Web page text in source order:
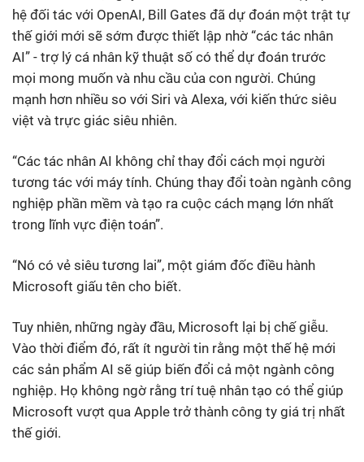
hệ đối tác với OpenAI, Bill Gates đã dự đoán một trật tự
thế giới mới sẽ sớm được thiết lập nhờ “các tác nhân
AI” - trợ lý cá nhân kỹ thuật số có thể dự đoán trước
mọi mong muốn và nhu cầu của con người. Chúng
mạnh hơn nhiều so với Siri và Alexa, với kiến thức siêu
việt và trực giác siêu nhiên.
“Các tác nhân AI không chỉ thay đổi cách mọi người
tương tác với máy tính. Chúng thay đổi toàn ngành công
nghiệp phần mềm và tạo ra cuộc cách mạng lớn nhất
trong lĩnh vực điện toán”.
“Nó có vẻ siêu tương lai”, một giám đốc điều hành
Microsoft giấu tên cho biết.
Tuy nhiên, những ngày đầu, Microsoft lại bị chế giễu.
Vào thời điểm đó, rất ít người tin rằng một thế hệ mới
các sản phẩm AI sẽ giúp biến đổi cả một ngành công
nghiệp. Họ không ngờ rằng trí tuệ nhân tạo có thể giúp
Microsoft vượt qua Apple trở thành công ty giá trị nhất
thế giới.